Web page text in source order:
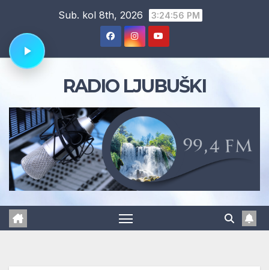
content
Sub. kol 8th, 2026 3:24:57 PM
RADIO LJUBUŠKI